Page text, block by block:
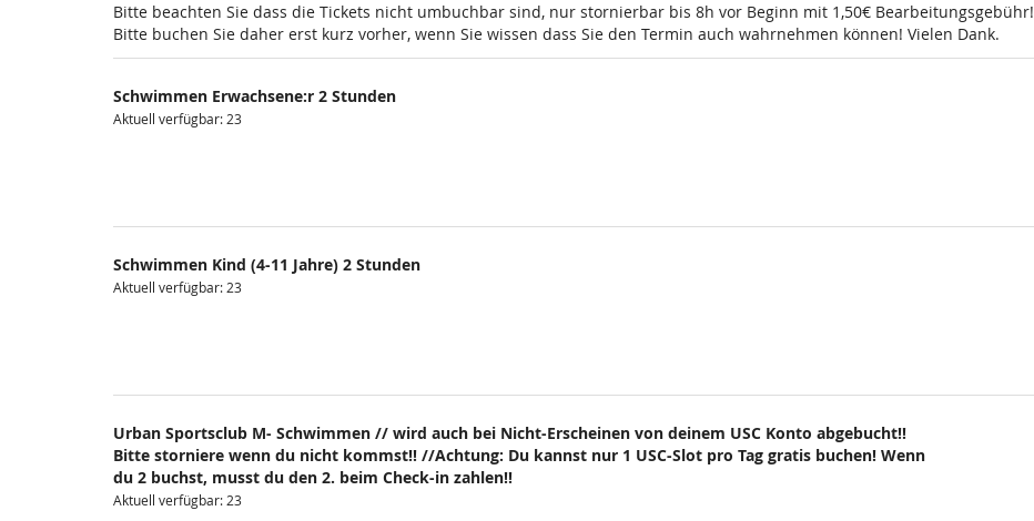
Bitte beachten Sie dass die Tickets nicht umbuchbar sind, nur stornierbar bis 8h vor Beginn mit 1,50€ Bearbeitungsgebühr!
Bitte buchen Sie daher erst kurz vorher, wenn Sie wissen dass Sie den Termin auch wahrnehmen können! Vielen Dank.
Schwimmen Erwachsene:r 2 Stunden
Aktuell verfügbar: 23
Schwimmen Kind (4-11 Jahre) 2 Stunden
Aktuell verfügbar: 23
Urban Sportsclub M- Schwimmen // wird auch bei Nicht-Erscheinen von deinem USC Konto abgebucht!!
Bitte storniere wenn du nicht kommst!! //Achtung: Du kannst nur 1 USC-Slot pro Tag gratis buchen! Wenn
du 2 buchst, musst du den 2. beim Check-in zahlen!!
Aktuell verfügbar: 23